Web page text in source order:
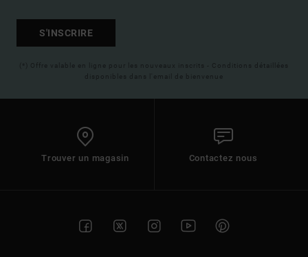
S'INSCRIRE
(*) Offre valable en ligne pour les nouveaux inscrits - Conditions détaillées
disponibles dans l'email de bienvenue
Trouver un magasin Contactez nous